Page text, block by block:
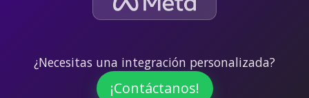
¿Necesitas una integración personalizada?
¡Contáctanos!